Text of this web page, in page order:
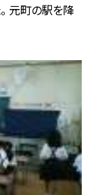
元町の駅を降